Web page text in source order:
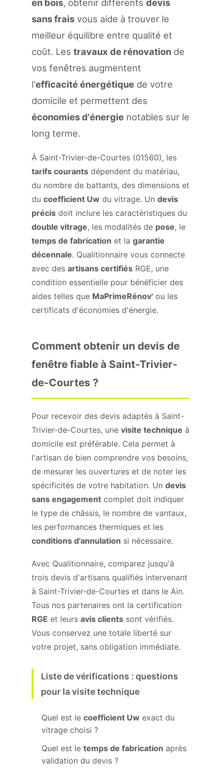
en bois, obtenir différents devis
sans frais vous aide à trouver le
meilleur équilibre entre qualité et
coût. Les travaux de rénovation de
vos fenêtres augmentent
l'efficacité énergétique de votre
domicile et permettent des
économies d'énergie notables sur le
long terme.
À Saint-Trivier-de-Courtes (01560), les
tarifs courants dépendent du matériau,
du nombre de battants, des dimensions et
du coefficient Uw du vitrage. Un devis
précis doit inclure les caractéristiques du
double vitrage, les modalités de pose, le
temps de fabrication et la garantie
décennale. Qualitionnaire vous connecte
avec des artisans certifiés RGE, une
condition essentielle pour bénéficier des
aides telles que MaPrimeRénov' ou les
certificats d'économies d'énergie.
Comment obtenir un devis de
fenêtre fiable à Saint-Trivier-
de-Courtes ?
Pour recevoir des devis adaptés à Saint-
Trivier-de-Courtes, une visite technique à
domicile est préférable. Cela permet à
l'artisan de bien comprendre vos besoins,
de mesurer les ouvertures et de noter les
spécificités de votre habitation. Un devis
sans engagement complet doit indiquer
le type de châssis, le nombre de vantaux,
les performances thermiques et les
conditions d'annulation si nécessaire.
Avec Qualitionnaire, comparez jusqu'à
trois devis d'artisans qualifiés intervenant
à Saint-Trivier-de-Courtes et dans le Ain.
Tous nos partenaires ont la certification
RGE et leurs avis clients sont vérifiés.
Vous conservez une totale liberté sur
votre projet, sans obligation immédiate.
Liste de vérifications : questions
pour la visite technique
Quel est le coefficient Uw exact du
vitrage choisi ?
Quel est le temps de fabrication après
validation du devis ?